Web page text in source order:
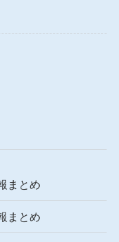
まとめ
まとめ